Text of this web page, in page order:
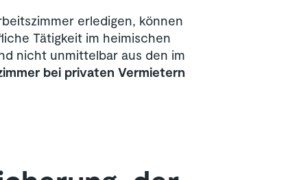
erledigen, können
Tätigkeit im heimischen
nicht unmittelbar aus den im
bei privaten Vermietern